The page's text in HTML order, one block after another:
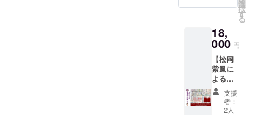
切に保
くださ
い。 こ
の特別
な画像
データ
が、あ
なたに
とって
喜びと
イン
カード
で、よ
り深
く、よ
り多角
的に自
分と向
き合う
カード
カード
の使い
方や、
60干支
の知識
を深め
るため
の解説
をご用
意しま
した！
3級氣質
診断士
検定講
座と
は？ ＊
所要時
た2025
年特製
カード
もお付
けしま
すね！
ポスト
カード
¥11,000
+初回登
録料
¥1,320+
60干支
ことだ
まセラ
ピー
カード
セット
選
択
す
る
18,
000 円
【松岡
紫鳳に
よる氣
質診断
付＋フ
ルセッ
支援
者：
2人